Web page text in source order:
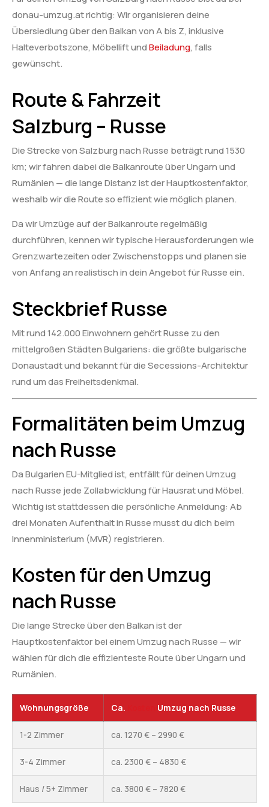
donau-umzug.at richtig: Wir organisieren deine
Übersiedlung über den Balkan von A bis Z, inklusive
Halteverbotszone, Möbellift undBeiladung, falls
gewünscht.
Route & Fahrzeit
Salzburg – Russe
Die Strecke von Salzburg nach Russe beträgt rund 1530
km; wir fahren dabei die Balkanroute über Ungarn und
Rumänien — die lange Distanz ist der Hauptkostenfaktor,
weshalb wir die Route so effizient wie möglich planen.
Da wir Umzüge auf der Balkanroute regelmäßig
durchführen, kennen wir typische Herausforderungen wie
Grenzwartezeiten oder Zwischenstopps und planen sie
von Anfang an realistisch in dein Angebot für Russe ein.
Steckbrief Russe
Mit rund 142.000 Einwohnern gehört Russe zu den
mittelgroßen Städten Bulgariens: die größte bulgarische
Donaustadt und bekannt für die Secessions-Architektur
rund um das Freiheitsdenkmal.
Formalitäten beim Umzug
nach Russe
Da Bulgarien EU-Mitglied ist, entfällt für deinen Umzug
nach Russe jede Zollabwicklung für Hausrat und Möbel.
Wichtig ist stattdessen die persönliche Anmeldung: Ab
drei Monaten Aufenthalt in Russe musst du dich beim
Innenministerium (MVR) registrieren.
Kosten für den Umzug
nach Russe
Die lange Strecke über den Balkan ist der
Hauptkostenfaktor bei einem Umzug nach Russe — wir
wählen für dich die effizienteste Route über Ungarn und
Rumänien.
Wohnungsgröße Ca. Umzug nach Russe
1-2 Zimmer ca. 1270 € – 2990 €
3-4 Zimmer ca. 2300 € – 4830 €
Haus / 5+ Zimmer ca. 3800 € – 7820 €